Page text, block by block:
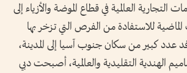
التجارية العالمية في قطاع الموضة والأزياء إلى
للاستفادة من الفرص التي تزخر بها
عدد كبير من سكان جنوب آسيا إلى المدينة،
الهندية التقليدية والعالمية، أصبحت دبي